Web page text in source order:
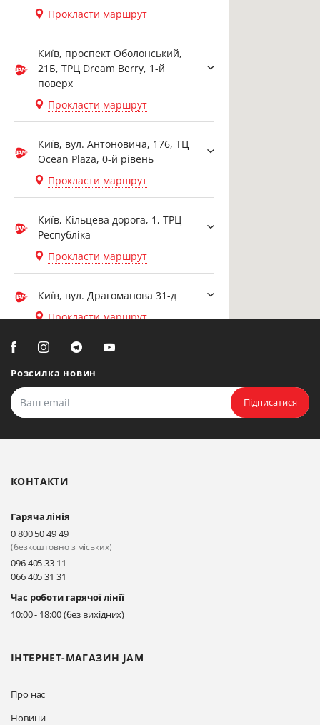
Прокласти маршрут
Київ, проспект Оболонський,
21Б, ТРЦ Dream Berry, 1-й
поверх
Прокласти маршрут
Київ, вул. Антоновича, 176, ТЦ
Ocean Plaza, 0-й рівень
Прокласти маршрут
Київ, Кільцева дорога, 1, ТРЦ
Республіка
Прокласти маршрут
Київ, вул. Драгоманова 31-д
Прокласти маршрут
Біла Церква, вул. Ярослава
Мудрого, 20, офіс 108
Прокласти маршрут
Київ, вул. Драгоманова 31-д
Прокласти маршрут
Київ, вул. Драгоманова 31-д
Прокласти маршрут
Розсилка новин
Підписатися
ІНТЕРНЕТ-МАГАЗИН JAM
Про нас
Новини
КОНТАКТИ
Гаряча лінія
0 800 50 49 49
(безкоштовно з міських)
096 405 33 11
066 405 31 31
Час роботи гарячої лінії
10:00 - 18:00 (без вихідних)